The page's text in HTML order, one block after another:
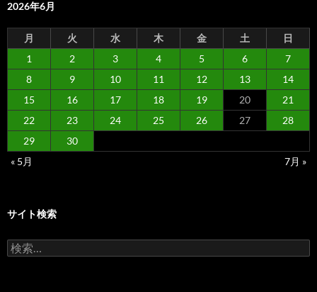
2026年6月
月 火 水 木 金 土
日
1
2 3 4 5 6
7
8
9 10 11 12 13
14
15
16 17 18 19 20
21
22
23 24 25 26 27
28
29
30
« 5月
7月 »
サイト検索
検
索: